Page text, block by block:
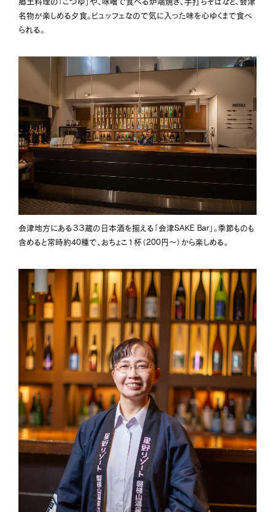
名物が楽しめる夕食。ビュッフェなので気に入った味を心ゆくまで食べ
られる。
会津地方にある３３蔵の日本酒を揃える「会津SAKE Bar」。季節ものも
含めると常時約40種で、おちょこ１杯（200円～）から楽しめる。